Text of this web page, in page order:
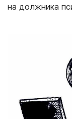
на должника